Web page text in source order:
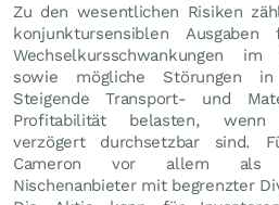
Zu den wesentlichen Risiken
konjunktursensiblen
Wechselkursschwankungen
sowie mögliche Störungen
Steigende Transport- und
Profitabilität belasten, wenn
verzögert durchsetzbar sind.
Cameron vor allem als
Nischenanbieter mit begrenzter